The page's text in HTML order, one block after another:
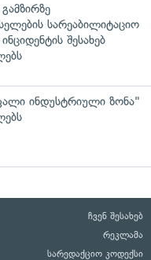
სარეაბილიტაციო
შესახებ
ინდუსტრიული ზონა"
ჩვენ შესახებ
რეკლამა
სარედაქციო კოდექსი